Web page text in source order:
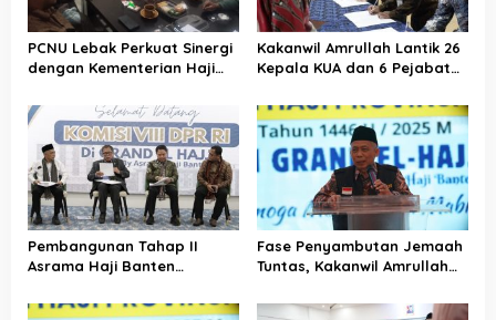
PCNU Lebak Perkuat Sinergi
dengan Kementerian Haji
hingga Pendirian KBIHU
Kakanwil Amrullah Lantik 26
Kepala KUA dan 6 Pejabat
Haji dan Umrah
Pembangunan Tahap II
Asrama Haji Banten
Desember 2025
Fase Penyambutan Jemaah
Tuntas, Kakanwil Amrullah